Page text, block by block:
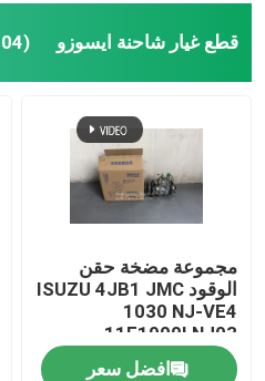
قطع غيار شاحنة ايسوزو (204)
مجموعة مضخة حقن
الوقود ISUZU 4JB1 JMC
1030 NJ-VE4
11F1900LNJ03
افضل سعر